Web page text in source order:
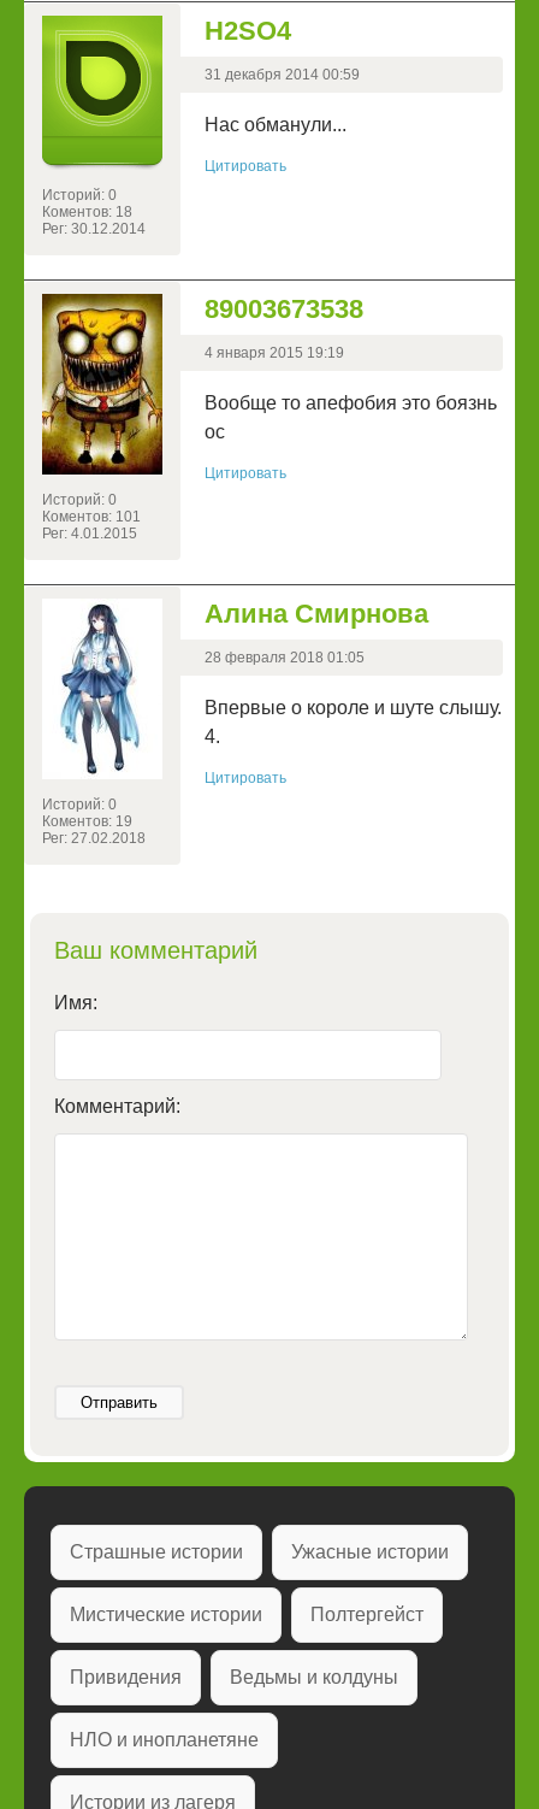
Историй: 0
Коментов: 18
Рег: 30.12.2014
H2SO4
31 декабря 2014 00:59
Нас обманули...
Цитировать
Историй: 0
Коментов: 101
Рег: 4.01.2015
89003673538
4 января 2015 19:19
Вообще то апефобия это боязнь
ос
Цитировать
Историй: 0
Коментов: 19
Рег: 27.02.2018
Алина Смирнова
28 февраля 2018 01:05
Впервые о короле и шуте слышу.
4.
Цитировать
Ваш комментарий
Имя:
Комментарий:
Отправить
Страшные истории Ужасные истории
Мистические истории Полтергейст
Привидения Ведьмы и колдуны
НЛО и инопланетяне
Истории из лагеря